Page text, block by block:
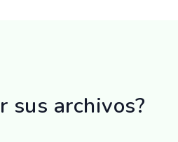
sus archivos?